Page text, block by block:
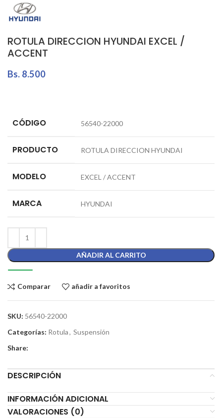
ROTULA DIRECCION HYUNDAI EXCEL /
ACCENT
Bs. 8.500
CÓDIGO 56540-22000
PRODUCTO ROTULA DIRECCION HYUNDAI
MODELO EXCEL / ACCENT
MARCA HYUNDAI
AÑADIR AL CARRITO
Comparar añadir a favoritos
SKU: 56540-22000
Categorías: Rotula, Suspensión
Share:
DESCRIPCIÓN
INFORMACIÓN ADICIONAL
VALORACIONES (0)